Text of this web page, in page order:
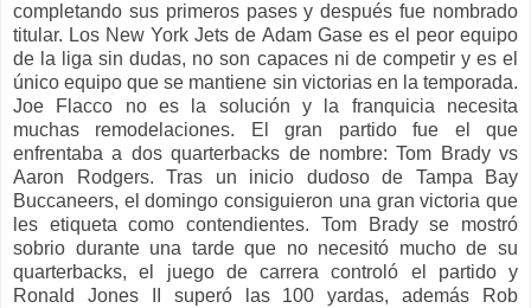
completando sus primeros pases y después fue nombrado
titular. Los New York Jets de Adam Gase es el peor equipo
de la liga sin dudas, no son capaces ni de competir y es el
único equipo que se mantiene sin victorias en la temporada.
Joe Flacco no es la solución y la franquicia necesita
muchas remodelaciones. El gran partido fue el que
enfrentaba a dos quarterbacks de nombre: Tom Brady vs
Aaron Rodgers. Tras un inicio dudoso de Tampa Bay
Buccaneers, el domingo consiguieron una gran victoria que
les etiqueta como contendientes. Tom Brady se mostró
sobrio durante una tarde que no necesitó mucho de su
quarterbacks, el juego de carrera controló el partido y
Ronald Jones II superó las 100 yardas, además Rob